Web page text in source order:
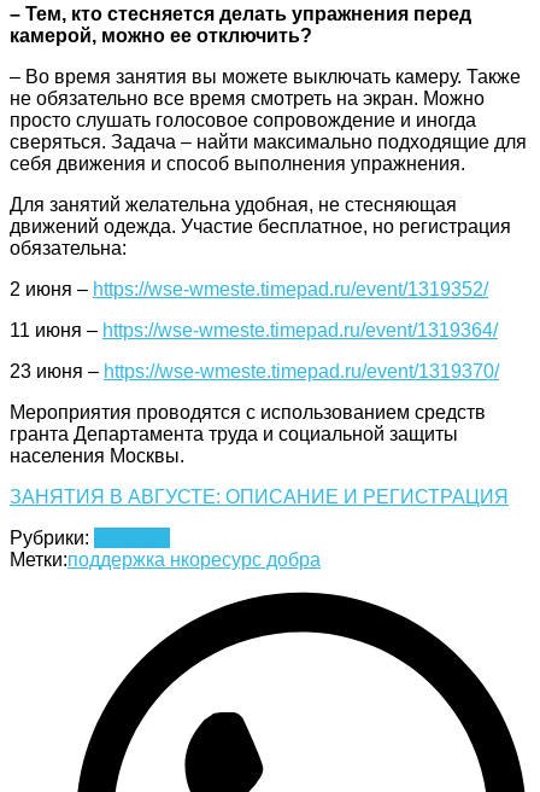
– Тем, кто стесняется делать упражнения перед
камерой, можно ее отключить?
– Во время занятия вы можете выключать камеру. Также
не обязательно все время смотреть на экран. Можно
просто слушать голосовое сопровождение и иногда
сверяться. Задача – найти максимально подходящие для
себя движения и способ выполнения упражнения.
Для занятий желательна удобная, не стесняющая
движений одежда. Участие бесплатное, но регистрация
обязательна:
2 июня – https://wse-wmeste.timepad.ru/event/1319352/
11 июня – https://wse-wmeste.timepad.ru/event/1319364/
23 июня – https://wse-wmeste.timepad.ru/event/1319370/
Мероприятия проводятся с использованием средств
гранта Департамента труда и социальной защиты
населения Москвы.
ЗАНЯТИЯ В АВГУСТЕ: ОПИСАНИЕ И РЕГИСТРАЦИЯ
Рубрики:
Метки:поддержка нкоресурс добра